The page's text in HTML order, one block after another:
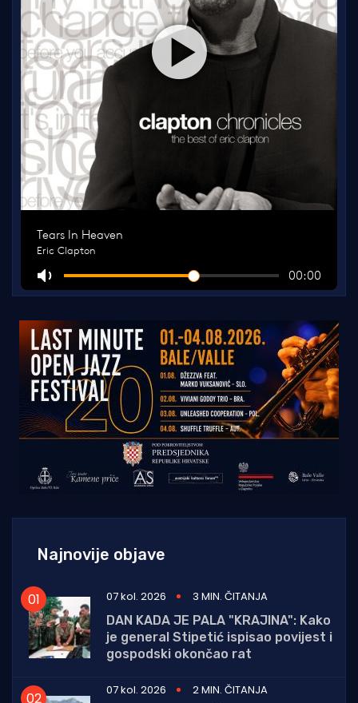
Najnovije objave
07 kol. 2026
3 MIN. ČITANJA
DAN KADA JE PALA "KRAJINA": Kako
je general Stipetić ispisao povijest i
gospodski okončao rat
07 kol. 2026
2 MIN. ČITANJA